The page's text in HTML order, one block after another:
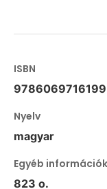
ISBN
9786069716199
Nyelv
magyar
Egyéb információk
823 o.